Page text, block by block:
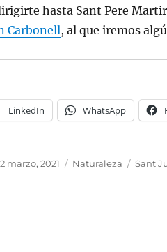
hasta Sant Pere
Carbonell, al que iremos
LinkedIn WhatsApp
marzo, 2021 Naturaleza Sant